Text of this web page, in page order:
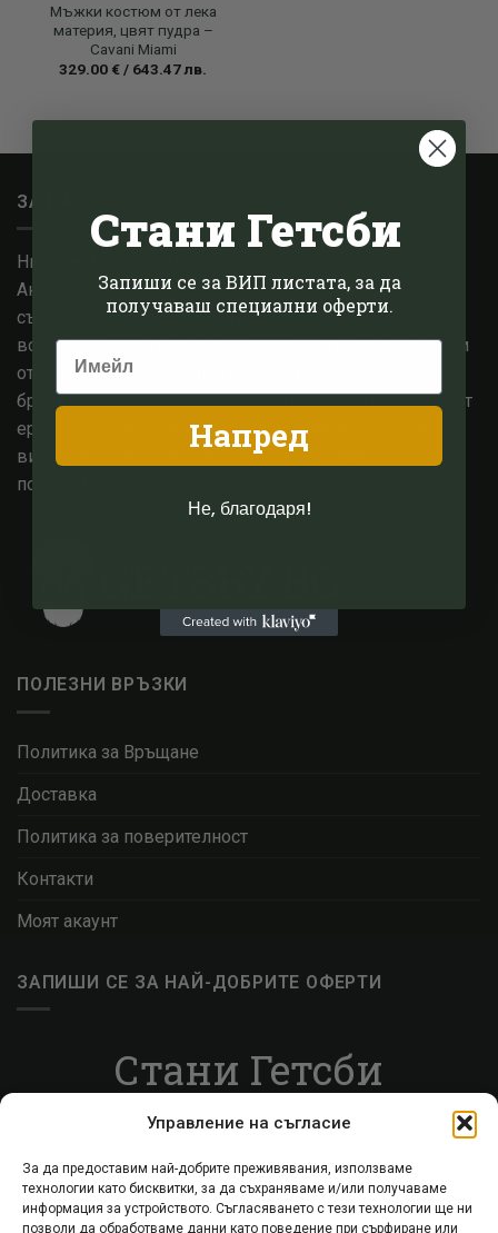
Управление на съгласие
За да предоставим най-добрите преживявания, използваме
технологии като бисквитки, за да съхраняваме и/или получаваме
информация за устройството. Съгласяването с тези технологии ще ни
позволи да обработваме данни като поведение при сърфиране или
Мъжки костюм от лека
материя, цвят пудра –
Cavani Miami
329.00 €/ 643.47лв.
ЗА НАС
Ние сме малък семеен бизнес, базиран в Котсуолдс,
Англия. След години опит в модната сфера,
съсредоточихме знанията си в епохата на 1920-те и
всичко, с което тя промени световната мода. Работим
от години с едни от най високо оценените английски
брандове за мъжко и дамско облекло, вдъхновени от
ерата на Гетсби. В основата на всичките ни усилия,
винаги е била една единствена цел, а именно да
потопим и Вас в блясъка на 20те.
ПОЛЕЗНИ ВРЪЗКИ
Политика за Връщане
Доставка
Политика за поверителност
Контакти
Моят акаунт
ЗАПИШИ СЕ ЗА НАЙ-ДОБРИТЕ ОФЕРТИ
Стани Гетсби
Запиши се за ВИП листата, за да получаваш
Запиши се
Стани Гетсби
Запиши се за ВИП листата, за да
получаваш специални оферти.
Напред
Не, благодаря!